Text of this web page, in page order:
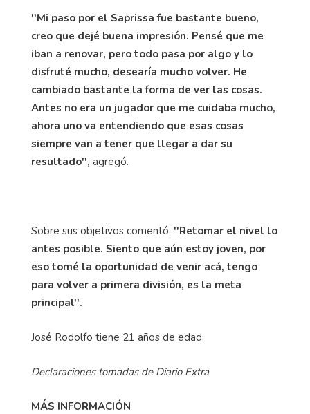
''Mi paso por el Saprissa fue bastante bueno,
creo que dejé buena impresión. Pensé que me
iban a renovar, pero todo pasa por algo y lo
disfruté mucho, desearía mucho volver. He
cambiado bastante la forma de ver las cosas.
Antes no era un jugador que me cuidaba mucho,
ahora uno va entendiendo que esas cosas
siempre van a tener que llegar a dar su
resultado'', agregó.
Sobre sus objetivos comentó: ''Retomar el nivel lo
antes posible. Siento que aún estoy joven, por
eso tomé la oportunidad de venir acá, tengo
para volver a primera división, es la meta
principal''.
José Rodolfo tiene 21 años de edad.
Declaraciones tomadas de Diario Extra
MÁS INFORMACIÓN